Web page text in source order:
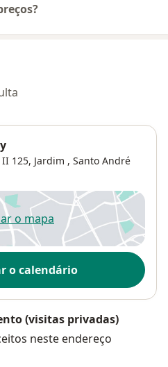
125, Jardim , Santo André
o mapa
abre num novo separador
o calendário
(visitas privadas)
neste endereço